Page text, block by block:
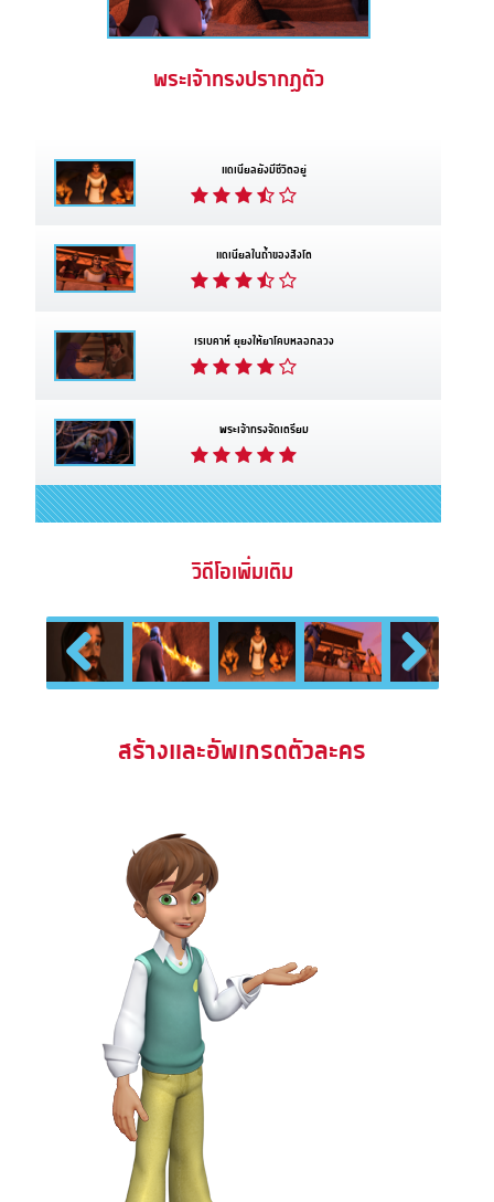
พระเจ้าทรงปรากฏตัว
แดเนียลยังมีชีวิตอยู่
แดเนียลในถ้ำของสิงโต
เรเบคาห์ ยุยงให้ยาโคบหลอกลวง
พระเจ้าทรงจัดเตรียม
วิดีโอเพิ่มเติม
Previous Next
สร้างและอัพเกรดตัวละคร